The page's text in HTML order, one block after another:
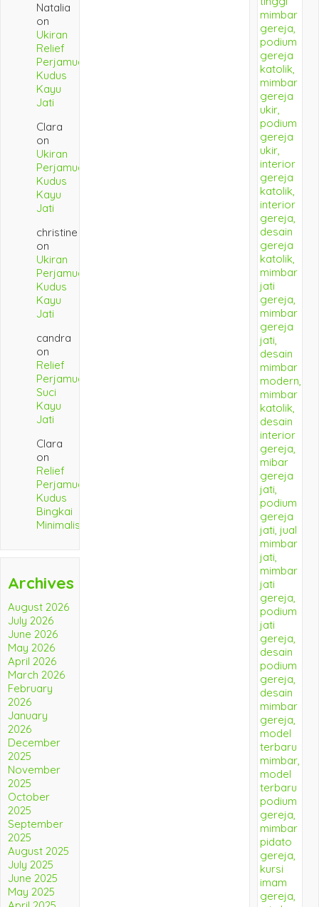
Natalia
on
Ukiran
Relief
Perjamuan
Kudus
Kayu
Jati
Clara
on
Ukiran
Perjamuan
Kudus
Kayu
Jati
christine
on
Ukiran
Perjamuan
Kudus
Kayu
Jati
candra
on
Relief
Perjamuan
Suci
Kayu
Jati
Clara
on
Relief
Perjamuan
Kudus
Bingkai
Minimalis
Archives
August 2026
July 2026
June 2026
May 2026
April 2026
March 2026
February
2026
January
2026
December
2025
November
2025
October
2025
September
2025
August 2025
July 2025
June 2025
May 2025